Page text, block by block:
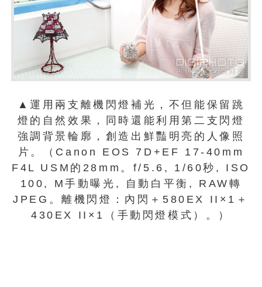
▲運用兩支離機閃燈補光，不但能保留跳
燈的自然效果，同時還能利用第二支閃燈
強調背景輪廓，創造出鮮豔明亮的人像照
片。（Canon EOS 7D+EF 17-40mm
F4L USM的28mm。f/5.6, 1/60秒, ISO
100, M手動曝光, 自動白平衡, RAW轉
JPEG。離機閃燈：內閃＋580EX II×1＋
430EX II×1（手動閃燈模式）。）